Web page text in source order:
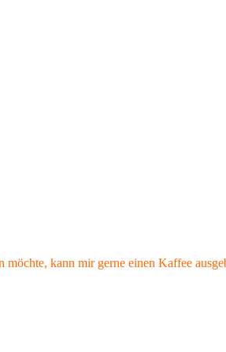
möchte, kann mir gerne einen Kaffee